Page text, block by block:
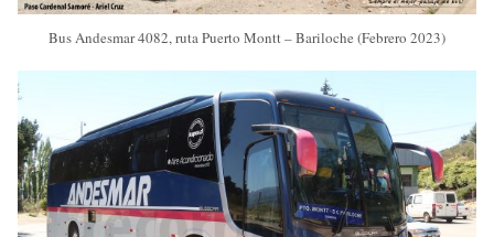
Bus Andesmar 4082, ruta Puerto Montt – Bariloche (Febrero 2023)